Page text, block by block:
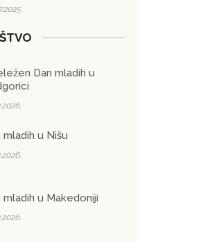
Dan mladih u
mladih u Nišu
mladih u Makedoniji